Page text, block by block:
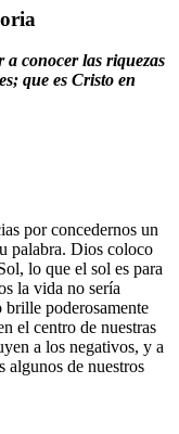
a conocer las riquezas
que es Cristo en
por concedernos un
palabra. Dios coloco
lo que el sol es para
la vida no sería
brille poderosamente
el centro de nuestras
a los negativos, y a
algunos de nuestros